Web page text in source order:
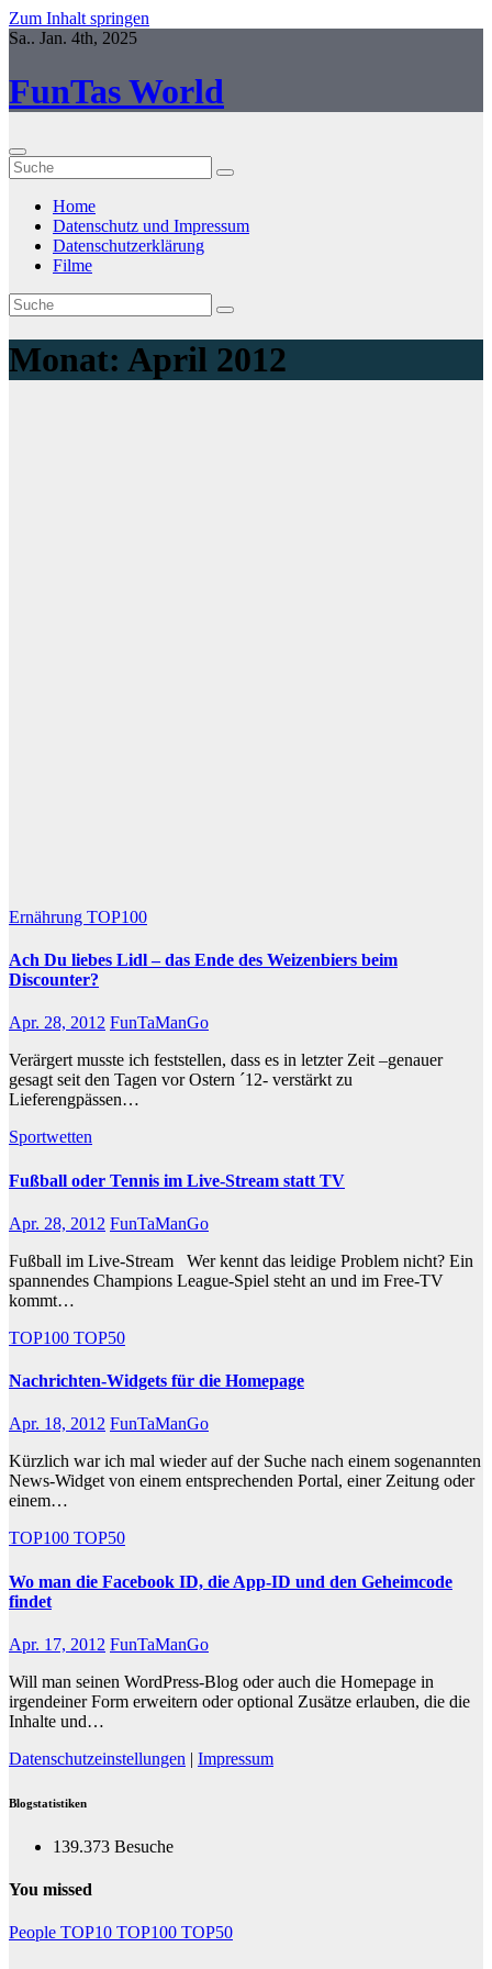
Zum Inhalt springen
Sa.. Jan. 4th, 2025
FunTas World
Home
Datenschutz und Impressum
Datenschutzerklärung
Filme
Monat: April 2012
Ernährung TOP100
Ach Du liebes Lidl – das Ende des Weizenbiers beim
Discounter?
Apr. 28, 2012 FunTaManGo
Verärgert musste ich feststellen, dass es in letzter Zeit –genauer
gesagt seit den Tagen vor Ostern ´12- verstärkt zu
Lieferengpässen…
Sportwetten
Fußball oder Tennis im Live-Stream statt TV
Apr. 28, 2012 FunTaManGo
Fußball im Live-Stream Wer kennt das leidige Problem nicht? Ein
spannendes Champions League-Spiel steht an und im Free-TV
kommt…
TOP100 TOP50
Nachrichten-Widgets für die Homepage
Apr. 18, 2012 FunTaManGo
Kürzlich war ich mal wieder auf der Suche nach einem sogenannten
News-Widget von einem entsprechenden Portal, einer Zeitung oder
einem…
TOP100 TOP50
Wo man die Facebook ID, die App-ID und den Geheimcode
findet
Apr. 17, 2012 FunTaManGo
Will man seinen WordPress-Blog oder auch die Homepage in
irgendeiner Form erweitern oder optional Zusätze erlauben, die die
Inhalte und…
Datenschutzeinstellungen | Impressum
Blogstatistiken
139.373 Besuche
You missed
People TOP10 TOP100 TOP50